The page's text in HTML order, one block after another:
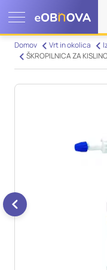
Domov Vrt in okolica
ŠKROPILNICA ZA
Nastavitve
pridobi informacije iz
piškotkov. Te
nastavitve, vašo
deluje v skladu z
ne razkrivajo
zagotovijo bolj
Nekatere vrste
imena kategorij, da si
privzete nastavitve.
na vašo uporabo tega